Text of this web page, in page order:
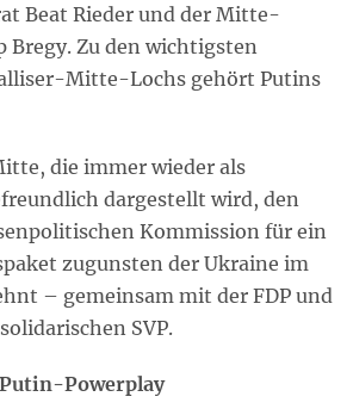
Beat Rieder und der Mitte-
Zu den wichtigsten
Mitte-Lochs gehört Putins
die immer wieder als
dargestellt wird, den
Kommission für ein
zugunsten der Ukraine im
– gemeinsam mit der FDP und
SVP.
Powerplay